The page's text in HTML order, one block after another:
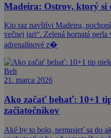
Madeira: Ostrov, ktorý si
Kto raz navštívi Madeiru,
večnej jari“. Zelená hornatá
adrenalínové z�
Beh
21. marca 2026
Ako začať behať: 10+1
začiatočníkov
Aké by to bolo, nemusieť sa do